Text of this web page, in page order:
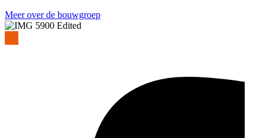
Meer over de bouwgroep